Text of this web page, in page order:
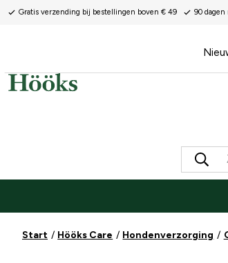
Gratis verzending bij bestellingen boven € 49 90
Start Hööks Care Hondenverzorging